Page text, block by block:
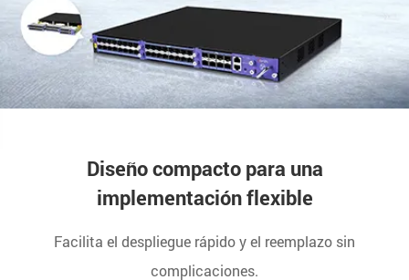
Diseño compacto para una
implementación flexible
Facilita el despliegue rápido y el reemplazo sin
complicaciones.